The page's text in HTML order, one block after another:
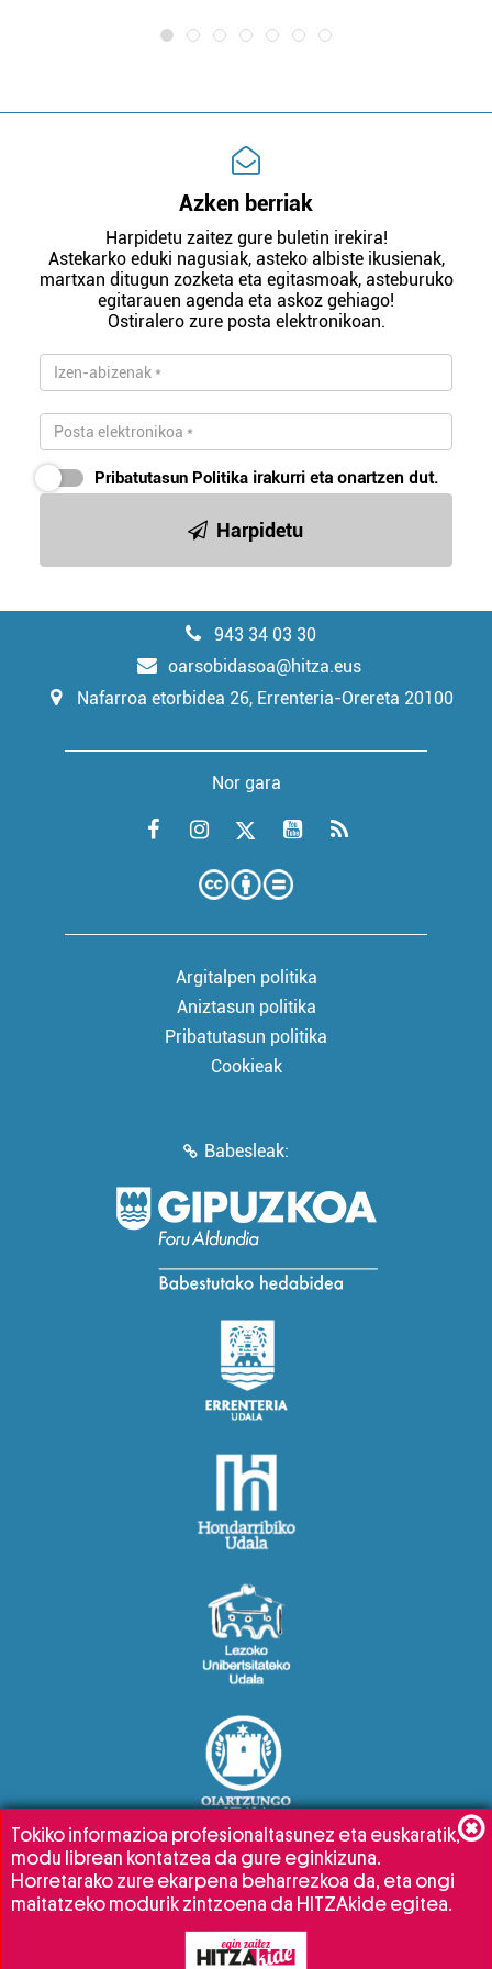
Azken berriak
Harpidetu zaitez gure buletin irekira!
Astekarko eduki nagusiak, asteko albiste ikusienak,
martxan ditugun zozketa eta egitasmoak, asteburuko
egitarauen agenda eta askoz gehiago!
Ostiralero zure posta elektronikoan.
Pribatutasun Politika irakurri eta onartzen dut.
Harpidetu
943 34 03 30
oarsobidasoa@hitza.eus
Nafarroa etorbidea 26, Errenteria-Orereta 20100
Nor gara
Argitalpen politika
Aniztasun politika
Pribatutasun politika
Cookieak
Babesleak:
Tokiko informazioa profesionaltasunez eta euskaratik,
modu librean kontatzea da gure eginkizuna.
Horretarako zure ekarpena beharrezkoa da, eta ongi
maitatzeko modurik zintzoena da HITZAkide egitea.